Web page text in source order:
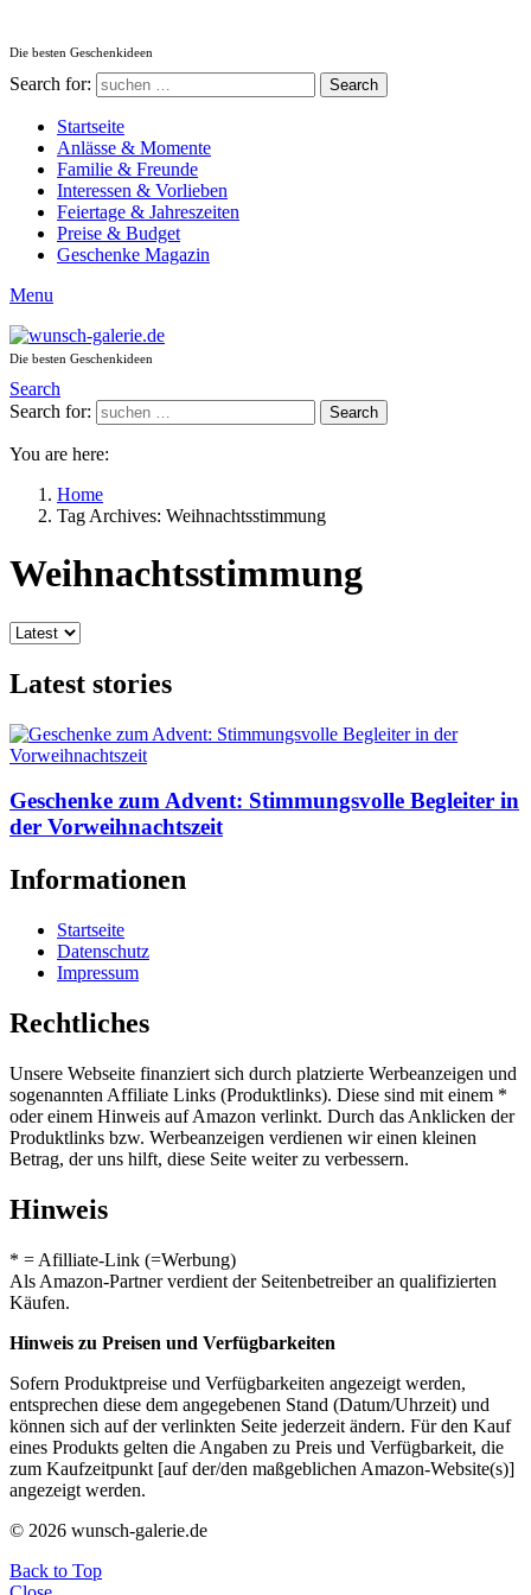
Die besten Geschenkideen
Search for: Search
Startseite
Anlässe & Momente
Familie & Freunde
Interessen & Vorlieben
Feiertage & Jahreszeiten
Preise & Budget
Geschenke Magazin
Menu
Die besten Geschenkideen
Search
Search for:
Search
You are here:
Home
Tag Archives: Weihnachtsstimmung
Weihnachtsstimmung
Latest stories
Geschenke zum Advent: Stimmungsvolle Begleiter in
der Vorweihnachtszeit
Informationen
Startseite
Datenschutz
Impressum
Rechtliches
Unsere Webseite finanziert sich durch platzierte Werbeanzeigen und
sogenannten Affiliate Links (Produktlinks). Diese sind mit einem *
oder einem Hinweis auf Amazon verlinkt. Durch das Anklicken der
Produktlinks bzw. Werbeanzeigen verdienen wir einen kleinen
Betrag, der uns hilft, diese Seite weiter zu verbessern.
Hinweis
* = Afilliate-Link (=Werbung)
Als Amazon-Partner verdient der Seitenbetreiber an qualifizierten
Käufen.
Hinweis zu Preisen und Verfügbarkeiten
Sofern Produktpreise und Verfügbarkeiten angezeigt werden,
entsprechen diese dem angegebenen Stand (Datum/Uhrzeit) und
können sich auf der verlinkten Seite jederzeit ändern. Für den Kauf
eines Produkts gelten die Angaben zu Preis und Verfügbarkeit, die
zum Kaufzeitpunkt [auf der/den maßgeblichen Amazon-Website(s)]
angezeigt werden.
© 2026 wunsch-galerie.de
Back to Top